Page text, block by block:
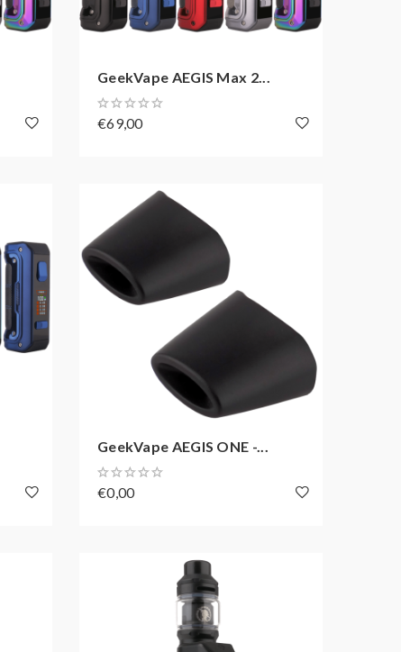
GeekVape AEGIS Max 2...
€69,00
GeekVape AEGIS ONE -...
€0,00